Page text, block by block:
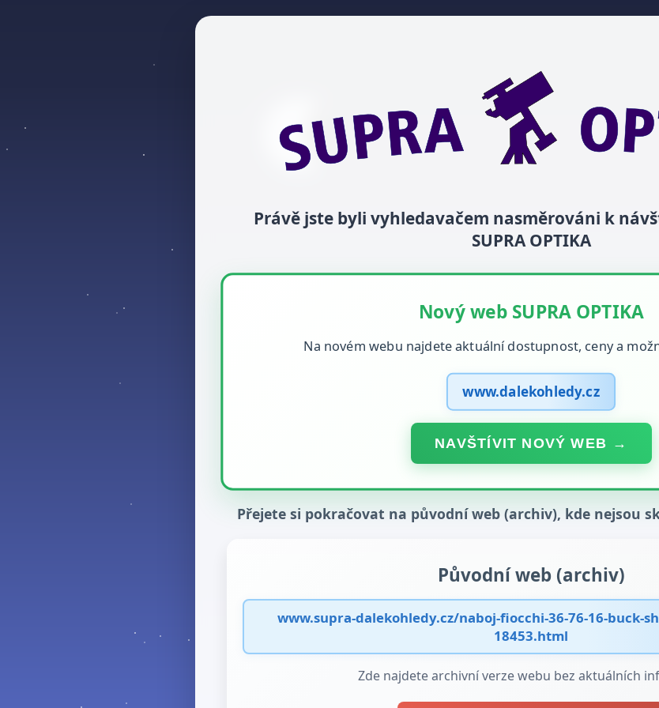
Právě jste byli vyhledavačem nasměrováni k
SUPRA OPTIKA
Nový web SUPRA OPTIKA
Na novém webu najdete aktuální dostupnost, ceny a
www.dalekohledy.cz
NAVŠTÍVIT NOVÝ WEB →
Přejete si pokračovat na původní web (archiv), kde nejsou
Původní web (archiv)
www.supra-dalekohledy.cz/naboj-fiocchi-36-76-16-buck-
18453.html
Zde najdete archivní verze webu bez aktuálních